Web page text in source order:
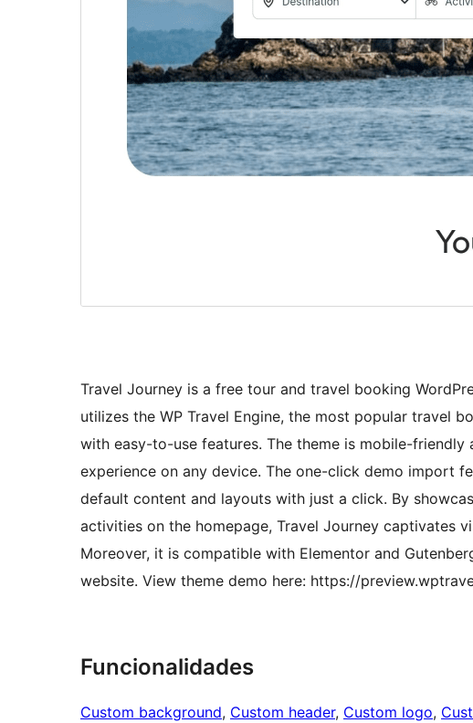
Travel Journey is a free tour and travel booking
utilizes the WP Travel Engine, the most popular travel
with easy-to-use features. The theme is mobile-
experience on any device. The one-click demo import
default content and layouts with just a click. By
activities on the homepage, Travel Journey captivates
Moreover, it is compatible with Elementor and
website. View theme demo here: https://
Funcionalidades
Custom background, Custom header, Custom logo,